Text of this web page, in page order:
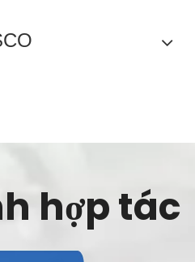
hợp tác